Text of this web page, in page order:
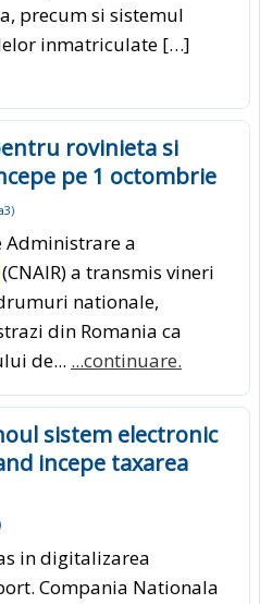
precum si sistemul
inmatriculate […]
rovinieta si
pe 1 octombrie
)
Administrare a
(CNAIR) a transmis vineri
nationale,
din Romania ca
de... ...continuare.
sistem electronic
incepe taxarea
in digitalizarea
Compania Nationala